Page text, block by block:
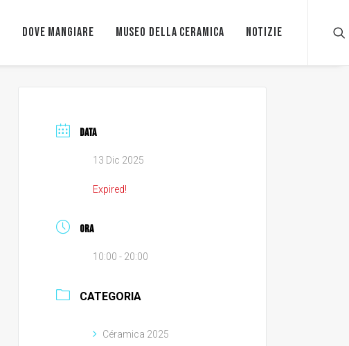
Dove mangiare Museo della ceramica Notizie
DATA
13 Dic 2025
Expired!
ORA
10:00 - 20:00
CATEGORIA
Céramica 2025